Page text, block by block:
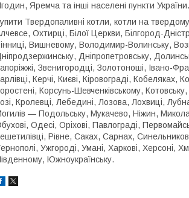
Яремча та інші населені пункти України.
Твердопаливні котли, котли на
Охтирці, Білої Церкви, Білгород-
Вишневому, Володимир-Волинську,
Дніпропетровську,
Звенигородці, Золотоноші, Івано-
Керчі, Києві, Кіровограді, Кобеляках,
Корсунь-Шевченківському,
Кролевці, Лебедині, Лозова, Лохвиці,
— Подольську, Мукачево, Ніжин,
Одесі, Оріхові, Павлограді,
Рівне, Саках, Сарнах,
Ужгороді, Умані, Харкові, Херсоні,
Южноукраїнську.